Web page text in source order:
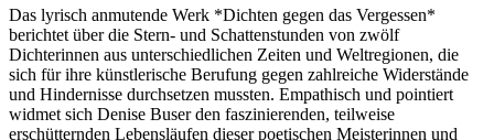
Das lyrisch anmutende Werk *Dichten gegen das Vergessen*
berichtet über die Stern- und Schattenstunden von zwölf
Dichterinnen aus unterschiedlichen Zeiten und Weltregionen, die
sich für ihre künstlerische Berufung gegen zahlreiche Widerstände
und Hindernisse durchsetzen mussten. Empathisch und pointiert
widmet sich Denise Buser den faszinierenden, teilweise
erschütternden Lebensläufen dieser poetischen Meisterinnen und